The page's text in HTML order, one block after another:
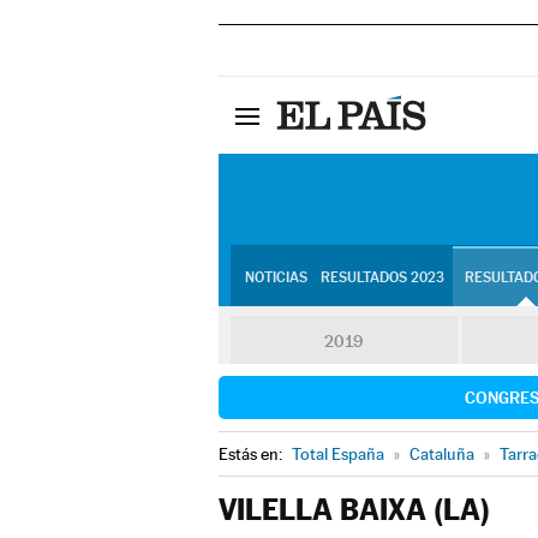
NOTICIAS RESULTADOS 2023
2019
Estás en: Total España » Cataluña »
VILELLA BAIXA (LA)